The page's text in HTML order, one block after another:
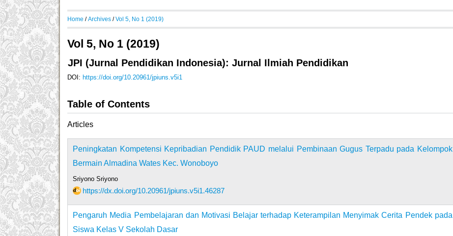
Home /Archives /Vol 5, No 1 (2019)
Vol 5, No 1 (2019)
JPI (Jurnal Pendidikan Indonesia): Jurnal Ilmiah Pendidikan
DOI: https://doi.org/10.20961/jpiuns.v5i1
Table of Contents
Articles
Peningkatan Kompetensi Kepribadian Pendidik PAUD melalui Pembinaan Gugus Terpadu pada Kelompok
Bermain Almadina Wates Kec. Wonoboyo
Sriyono Sriyono
https://dx.doi.org/10.20961/jpiuns.v5i1.46287
Pengaruh Media Pembelajaran dan Motivasi Belajar terhadap Keterampilan Menyimak Cerita Pendek pada
Siswa Kelas V Sekolah Dasar